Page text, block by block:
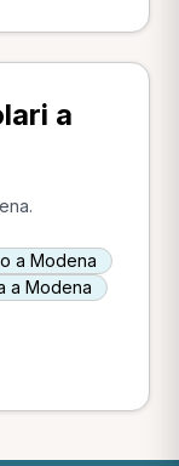
a
a Modena
a Modena